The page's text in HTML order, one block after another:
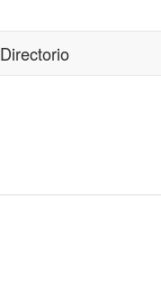
Directorio